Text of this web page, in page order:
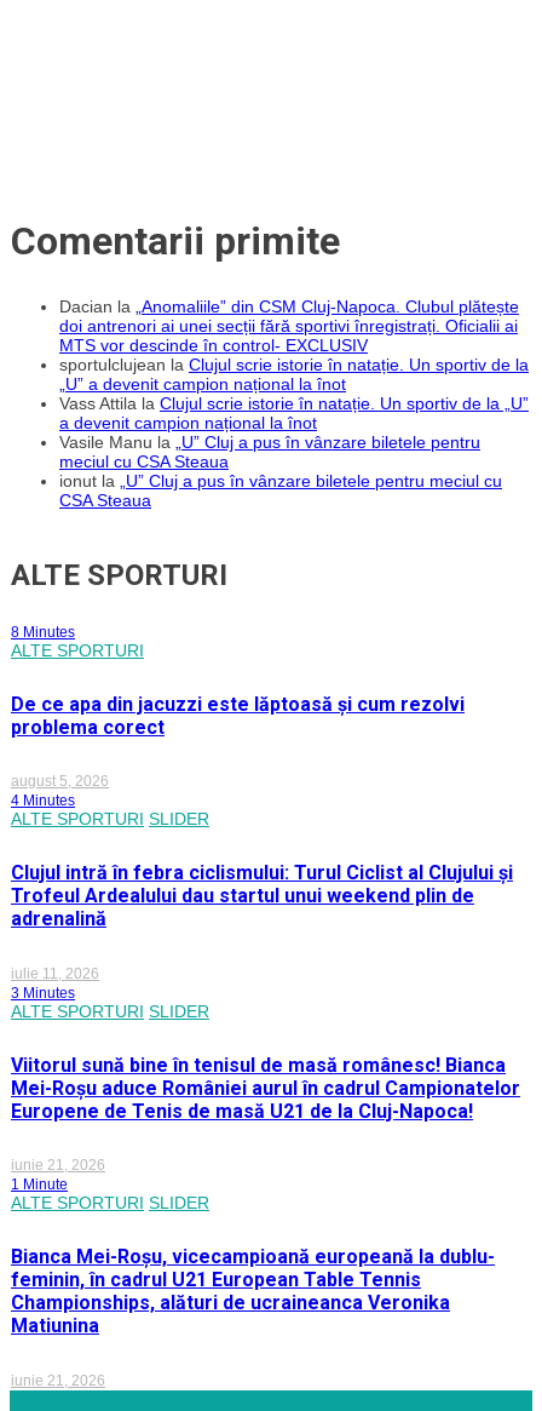
Gruia
Comentarii primite
Dacian la
„Anomaliile” din CSM Cluj-Napoca. Clubul plătește
doi antrenori ai unei secții fără sportivi înregistrați. Oficialii ai
MTS vor descinde în control- EXCLUSIV
sportulclujean la Clujul scrie istorie în natație. Un sportiv de la
„U” a devenit campion național la înot
Vass Attila la Clujul scrie istorie în natație. Un sportiv de la „U”
a devenit campion național la înot
Vasile Manu la
„U” Cluj a pus în vânzare biletele pentru
meciul cu CSA Steaua
ionut la
„U” Cluj a pus în vânzare biletele pentru meciul cu
CSA Steaua
ALTE SPORTURI
8 Minutes
ALTE SPORTURI
De ce apa din jacuzzi este lăptoasă și cum rezolvi
problema corect
august 5, 2026
4 Minutes
ALTE SPORTURI SLIDER
Clujul intră în febra ciclismului: Turul Ciclist al Clujului și
Trofeul Ardealului dau startul unui weekend plin de
adrenalină
iulie 11, 2026
3 Minutes
ALTE SPORTURI SLIDER
Viitorul sună bine în tenisul de masă românesc! Bianca
Mei-Roșu aduce României aurul în cadrul Campionatelor
Europene de Tenis de masă U21 de la Cluj-Napoca!
iunie 21, 2026
1 Minute
ALTE SPORTURI SLIDER
Bianca Mei-Roșu, vicecampioană europeană la dublu-
feminin, în cadrul U21 European Table Tennis
Championships, alături de ucraineanca Veronika
Matiunina
iunie 21, 2026